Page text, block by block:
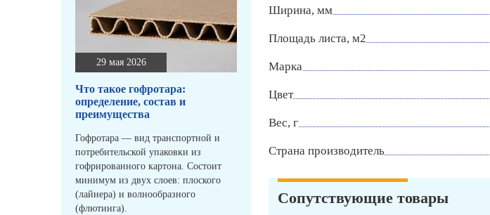
29 мая 2026
Что такое гофротара:
определение, состав и
преимущества
Гофротара — вид транспортной и
потребительской упаковки из
гофрированного картона. Состоит
минимум из двух слоев: плоского
(лайнера) и волнообразного
(флютинга).
Ширина, мм
Площадь листа, м2
Марка
Цвет
Вес, г
Страна производитель
Сопутствующие товары